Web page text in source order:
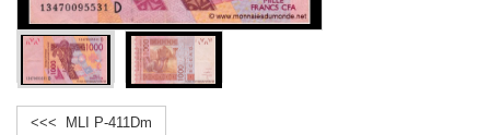
<<< MLI P-411Dm